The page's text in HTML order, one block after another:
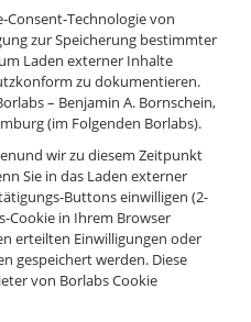
Consent-Technologie von
zur Speicherung bestimmter
Laden externer Inhalte
zu dokumentieren.
– Benjamin A. Bornschein,
(im Folgenden Borlabs).
wir zu diesem Zeitpunkt
Sie in das Laden externer
Buttons einwilligen (2-
Cookie in Ihrem Browser
erteilten Einwilligungen oder
gespeichert werden. Diese
von Borlabs Cookie